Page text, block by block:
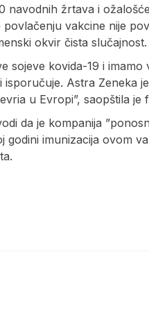
navodnih žrtava i
vakcine nije
okvir čista slučajnost.
sojeve kovida-19 i
isporučuje. Astra Zeneka
u Evropi”, saopštila je
da je kompanija
godini imunizacija ovom